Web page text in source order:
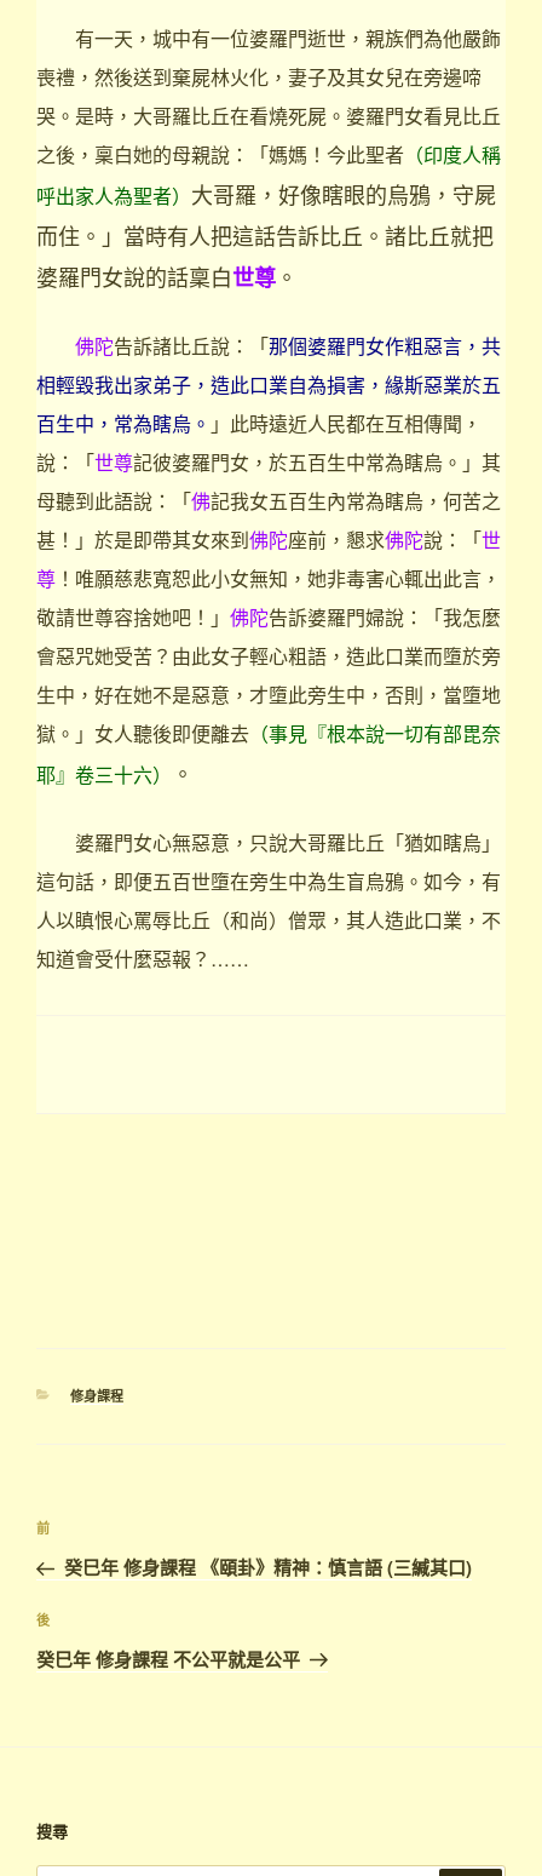
有一天，城中有一位婆羅門逝世，親族們為他嚴飾
喪禮，然後送到棄屍林火化，妻子及其女兒在旁邊啼
哭。是時，大哥羅比丘在看燒死屍。婆羅門女看見比丘
之後，稟白她的母親說：「媽媽！今此聖者 （印度人稱
呼出家人為聖者） 大哥羅，好像瞎眼的烏鴉，守屍
而住。」當時有人把這話告訴比丘。諸比丘就把
婆羅門女說的話稟白世尊 。
佛陀告訴諸比丘說：「那個婆羅門女作粗惡言，共
相輕毀我出家弟子，造此口業自為損害，緣斯惡業於五
百生中，常為瞎烏。 」此時遠近人民都在互相傳聞，
說：「世尊記彼婆羅門女，於五百生中常為瞎烏。」其
母聽到此語說：「佛記我女五百生內常為瞎烏，何苦之
甚！」於是即帶其女來到佛陀座前，懇求佛陀說：「世
尊 ！唯願慈悲寬恕此小女無知，她非毒害心輒出此言，
敬請世尊容捨她吧！」 佛陀告訴婆羅門婦說：「我怎麼
會惡咒她受苦？由此女子輕心粗語，造此口業而墮於旁
生中，好在她不是惡意，才墮此旁生中，否則，當墮地
獄。」女人聽後即便離去 （事見『根本說一切有部毘奈
耶』卷三十六）
。
婆羅門女心無惡意，只說大哥羅比丘「猶如瞎烏」
這句話，即便五百世墮在旁生中為生盲烏鴉。如今，有
人以瞋恨心罵辱比丘（和尚）僧眾，其人造此口業，不
知道會受什麼惡報？……
分
修身課程
文
導
覽
上
一
篇
文
章
前
癸巳年 修身課程 《頤卦》精神：慎言語 (三緘其口)
下
篇
文
後
癸巳年 修身課程 不公平就是公平
搜尋